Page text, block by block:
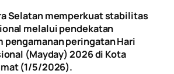
Selatan memperkuat stabilitas
melalui pendekatan
pengamanan peringatan Hari
(Mayday) 2026 di Kota
(1/5/2026).